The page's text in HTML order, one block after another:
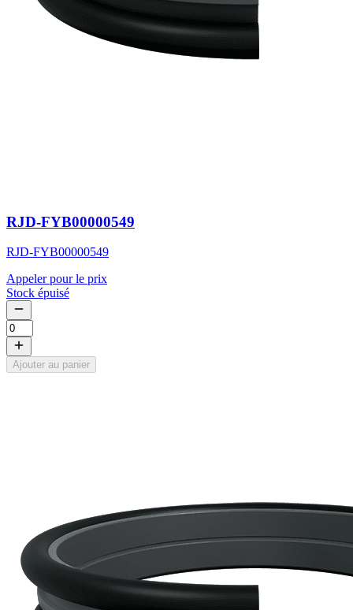
RJD-FYB00000549
RJD-FYB00000549
Appeler pour le prix
Stock épuisé
Ajouter au panier